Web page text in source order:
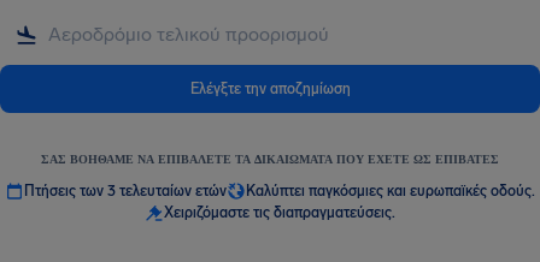
Ελέγξτε την αποζημίωση
ΣΑΣ ΒΟΗΘΆΜΕ ΝΑ ΕΠΙΒΆΛΕΤΕ ΤΑ ΔΙΚΑΙΏΜΑΤΑ ΠΟΥ ΈΧΕΤΕ ΩΣ ΕΠΙΒΆΤΕΣ
Πτήσεις των 3 τελευταίων ετών
Καλύπτει παγκόσμιες και ευρωπαϊκές οδούς.
Χειριζόμαστε τις διαπραγματεύσεις.